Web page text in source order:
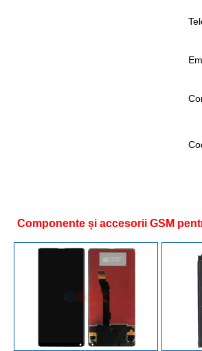
Componente și accesorii GSM